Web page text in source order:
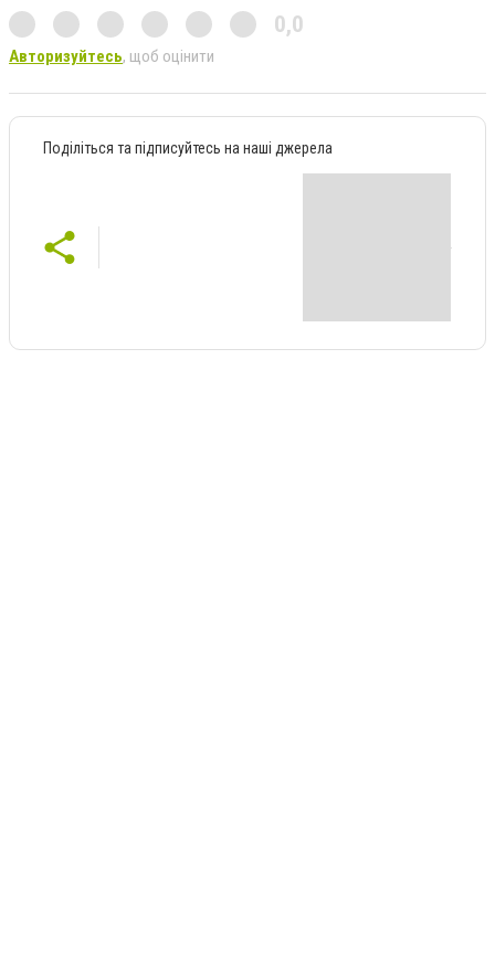
0,0
Авторизуйтесь, щоб оцінити
Поділіться та підписуйтесь на наші джерела